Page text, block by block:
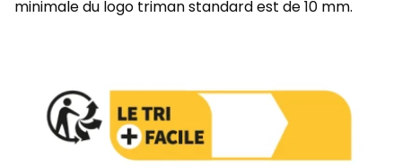
minimale du logo triman standard est de 10 mm.